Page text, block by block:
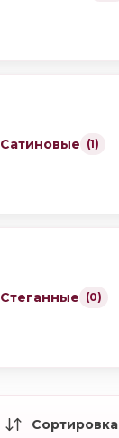
Сатиновые (1)
Стеганные (0)
Сортировка